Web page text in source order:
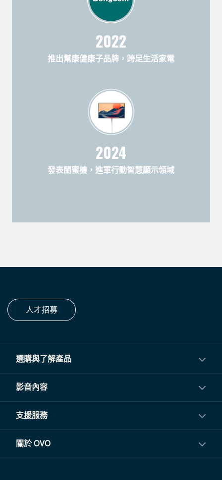
2022
推出幫康健康子品牌，跨足生活家電
2024
發表閨蜜機，進軍行動智慧顯示領域
人才招募
選購與了解產品
投影機
閨蜜機與電視
電視盒與周邊
影音內容
影音訂閱
支援服務
常見問題
關於 OVO